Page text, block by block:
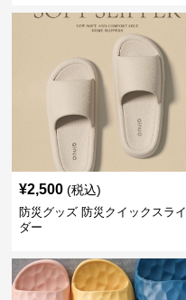
¥2,500 (税込)
防災グッズ 防災クイックスライ
ダー